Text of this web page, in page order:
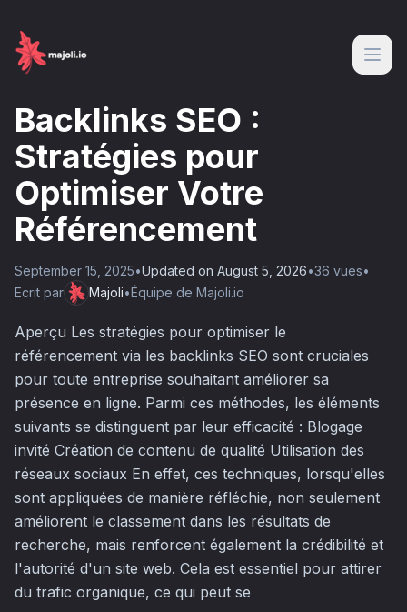
Backlinks SEO :
Stratégies pour
Optimiser Votre
Référencement
September 15, 2025•Updated on August 5, 2026•36 vues•
Ecrit par
Majoli•Équipe de Majoli.io
Aperçu Les stratégies pour optimiser le
référencement via les backlinks SEO sont cruciales
pour toute entreprise souhaitant améliorer sa
présence en ligne. Parmi ces méthodes, les éléments
suivants se distinguent par leur efficacité : Blogage
invité Création de contenu de qualité Utilisation des
réseaux sociaux En effet, ces techniques, lorsqu'elles
sont appliquées de manière réfléchie, non seulement
améliorent le classement dans les résultats de
recherche, mais renforcent également la crédibilité et
l'autorité d'un site web. Cela est essentiel pour attirer
du trafic organique, ce qui peut se